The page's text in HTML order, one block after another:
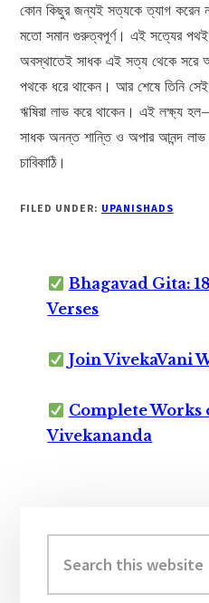
কোন কিছুর জন্যই সত্যকে ত্যাগ করেন
মতো সমান গুরুত্বপূর্ণ। এই সত্যের পথই
অবস্থাতেই সাধক এই সত্য থেকে সরে
পথকে ধরে থাকেন। আর শেষে তিনি
ঋষিরা লাভ করে থাকেন। এই লক্ষ্য
সাধক অনন্ত শান্তি ও অপার আনন্দ
চাবিকাঠি।
FILED UNDER: UPANISHADS
Bhagavad Gita:
Verses
Join VivekaVani
Complete Works
Vivekananda
Sidebar
this
website